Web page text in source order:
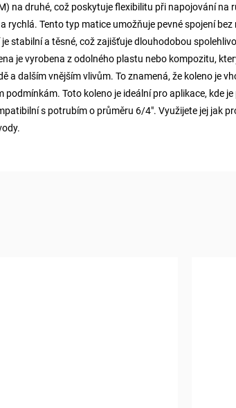
na druhé, což poskytuje flexibilitu při napojování na
rychlá. Tento typ matice umožňuje pevné spojení
stabilní a těsné, což zajišťuje dlouhodobou
je vyrobena z odolného plastu nebo kompozitu,
a dalším vnějším vlivům. To znamená, že koleno je
Toto koleno je ideální pro aplikace, kde
s potrubím o průměru 6/4". Využijete jej jak